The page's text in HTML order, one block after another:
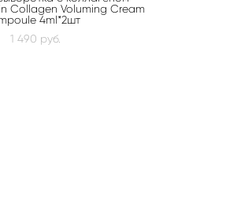
Collagen Voluming Cream
4ml*2шт
1 490 pуб.